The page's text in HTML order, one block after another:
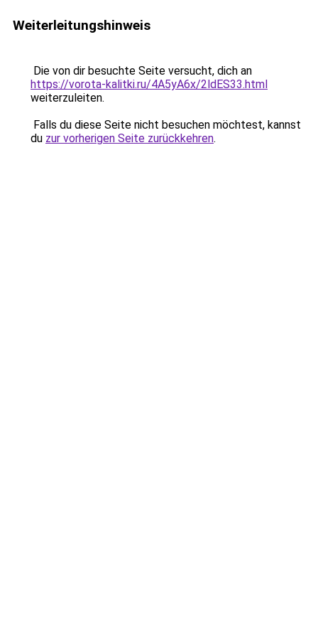
Weiterleitungshinweis
Die von dir besuchte Seite versucht, dich an
https://vorota-kalitki.ru/4A5yA6x/2ldES33.html
weiterzuleiten.
Falls du diese Seite nicht besuchen möchtest, kannst
du zur vorherigen Seite zurückkehren.